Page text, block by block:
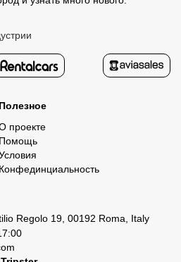
Полезное
проекте
Помощь
Конфединциальность
Regolo 19, 00192 Roma, Italy